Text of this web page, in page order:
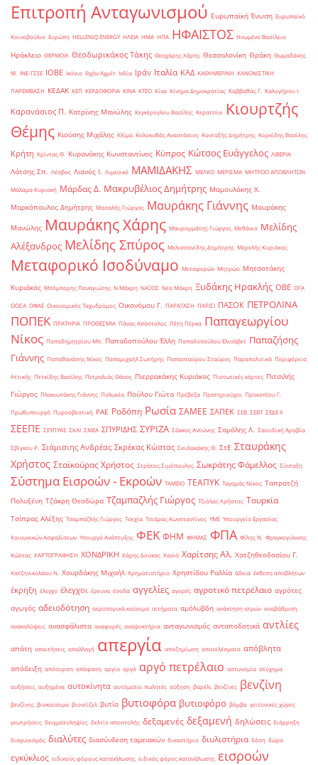
Επιτροπή Ανταγωνισμού Ευρωπαϊκή Ένωση Ευρωπαϊκό
Κοινοβούλιο Ευρώπη ΗELLENiQ ENERGY ΗΛΕΙΑ ΗΜΑ ΗΠΑ ΗΦΑΙΣΤΟΣ Ηνωμένο Βασίλειο
Ηράκλειο ΘΕΡΜΟΙΛ Θεοδωρικάκος Τάκης Θεοχάρης Χάρης Θεσσαλονίκη Θράκη Θωμαδάκης
Μ. ΙΝΕ-ΓΣΕΕ ΙΟΒΕ Ικόνιο Ιλχάν Αχμέτ Ινδία Ιράν Ιταλία ΚΑΔ ΚΑΘΗΜΕΡΙΝΗ ΚΑΝΟΝΙΣΤΙΚΗ
ΠΑΡΕΜΒΑΣΗ ΚΕΔΑΚ ΚΕΠ ΚΕΡΔΟΦΟΡΙΑ ΚΙΝΑ ΚΤΕΟ Κίνα Κίνημα Δημοκρατίας Καββαθάς Γ. Καλογήρου Ι.
Καρανάσιος Π. Κατρίνης Μανώλης Κεγκέρογλου Βασίλης Κερατσίνι
Κιουρτζής
Θέμης Κιούσης Μιχάλης Κλίμα Κολοκυθάς Αναστάσιος Κονταξής Δημήτρης Κορκίδης Βασίλης
Κρήτη Κρίντας Θ. Κυρανάκης Κωνσταντίνος Κύπρος Κώτσος Ευάγγελος ΛΙΒΕΡΙΑ
Λάτσης Σπ. Λέσβος Λιανός Ι. Λιμενικό ΜΑΜΙΔΑΚΗΣ ΜΕΛΚΟ ΜΕΡΙΣΜΑ ΜΗΤΡΩΟ ΑΠΟΒΛΗΤΩΝ
Μάλαμα Κυριακή Μάρδας Δ. Μακρυβέλιος Δημήτρης Μαμουλάκης Χ.
Μαρκόπουλος Δημήτρης Μασαλής Γιώργος Μαυράκης Γιάννης Μαυράκης
Μανώλης Μαυράκης Χάρης Μαυρομμάτης Γιώργος Μεθάνιο Μελίδης
Αλέξανδρος Μελίδης Σπύρος Μελισσανίδης Δημήτρης Μερελής Κυριάκος
Μεταφορικό Ισοδύναμο Μεταφορών Μητρώο Μητσοτάκης
Κυριάκος Μπόμπορης Παναγιώτης Ν.Μάκρη ΝΑΞΟΣ Νέα Μάκρη Ξυδάκης Ηρακλής ΟΒΕ ΟΓΑ
ΟΟΣΑ ΟΦΑΕ Οικονομικός Ταχυδρόμος Οικονόμου Γ. ΠΑΡΑΤΑΣΗ ΠΑΡΙΣΙ ΠΑΣΟΚ ΠΕΤΡΟΛΙΝΑ
ΠΟΠΕΚ ΠΡΑΤΗΡΙΑ ΠΡΟΘΕΣΜΙΑ Πάνας Απόστολος Πέτη Πέρκα Παπαγεωργίου
Νίκος Παπαδημητρίου Μπ. Παπαδοπούλου Έλλη Παπαδοπούλου Ελισάβετ Παπαζήσης
Γιάννης Παπαθανάσης Νίκος Παπαμιχαήλ Σωτήρης Παπασταύρου Σταύρος Παραπολιτικά Περιφέρεια
Αττικής Πετκίδης Βασίλης Πετραλιάς Θάνος Πιερρακάκης Κυριάκος Πιστωτικές κάρτες Πιτσιλής
Γιώργος Πλακιωτάκης Γιάννης Πολωνία Πούλου Γιώτα Πρέβεζα Πρατηριούχοι Προκοπίου Γ.
Πρωθυπουργό Πυροσβεστική ΡΑΕ Ροδόπη Ρωσία ΣΑΜΕΕ ΣΑΠΕΚ ΣΕΒ ΣΕΒΤ ΣΕΔΕ ΙΙ
ΣΕΕΠΕ ΣΕΥΠΥΚΕ ΣΚΑΙ ΣΜΕΑ ΣΠΥΡΙΔΗΣ ΣΥΡΙΖΑ Σάκκος Αντώνης Σαμόλης Λ. Σαουδική Αραβία
Σβίγκου Ρ. Σιάμισιης Ανδρέας Σκρέκας Κώστας Σκυλακάκης Θ. ΣτΕ Σταυράκης
Χρήστος Σταϊκούρας Χρήστος Στράτος Σιμόπουλος Σωκράτης Φάμελλος Σύνταξη
Σύστημα Εισροών - Εκροών ΤΑΜΕΙΟ ΤΕΑΠΥΚ Ταγαράς Νίκος Ταπρατζή
Πολυξένη Τζάκρη Θεοδώρα Τζαμπαζλής Γιώργος Τζιόλας Χρήστος Τουρκία
Τσίπρας Αλέξης Τσαμπαζλής Γιώργος Τσεχία Τσιάρας Κωνσταντίνος ΥΜΕ Υπουργείο Εργασίας
Κοινωνικών Ασφαλίσεων Υπουργό Ανάπτυξης ΦΕΚ ΦΗΜ ΦΗΜΑΣ ΦΠΑ Φίλης Ν. Φραγκογιάννης
Κώστας ΧΑΡΤΟΓΡΑΦΗΣΗ ΧΟΝΔΡΙΚΗ Χάρης Δούκας Χανιά Χαρίτσης Αλ. Χατζηθεοδοσίου Γ.
Χατζηνικολάου Ν. Χουρδάκης Μιχαήλ Χρηματιστήριο Χρηστίδου Ραλλία άδεια έκθεση αποβλήτων
έκρηξη έλεγχο έλεγχοι έρευνα έσοδα αγγελίες αγορές αγροτικό πετρέλαιο αγρότες
αγωγός αδειοδότηση αεροπορικά καύσιμα αιτήματα αμόλυβδη ανάκτηση ατμών αναβάθμιση
ανακαλύψεις ανασφάλιστα αναφορές αναψυκτήρια ανταγωνισμός ανταποδοτικά αντλίες
απάτη απαιτήσεις απαλλαγή απεργία αποζημίωση αποτελέσματα απόβλητα
απόδειξη απόσυρση απόφαση αργία αργό αργό πετρέλαιο αστυνομία ατύχημα
αυξήσεις αυξημένα αυτοκίνητα αυτόματοι πωλητές αύξηση βαρέλι βενζίνες βενζίνη
βενζίνης βιοκαύσιμα βιοντίζελ βυτίο βυτιοφόρα βυτιοφόρο βόμβα γειτονικές χώρες
γεωτρήσεις δειγματοληψίες δελτίο αποστολής δεξαμενές δεξαμενή δηλώσεις διάρρηξη
διαγωνισμός διαλύτες διασύνδεση ταμειακών δικαστήριο διυλιστήρια δόση δώρα
εγκύκλιος ειδικούς φόρους κατανάλωσης ειδικός φόρος κατανάλωσης εισροών